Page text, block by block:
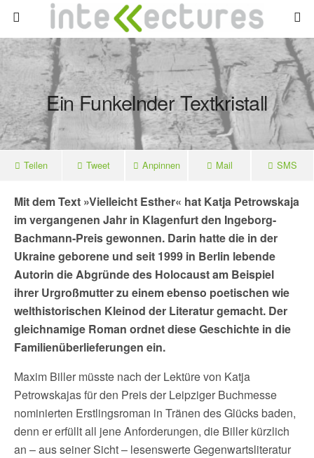
Ein Funkelnder Textkristall
Teilen Tweet Anpinnen Mail SMS
Mit dem Text »Vielleicht Esther« hat Katja Petrowskaja
im vergangenen Jahr in Klagenfurtden Ingeborg-
Bachmann-Preis gewonnen. Darin hatte die in der
Ukraine geborene und seit 1999 in Berlin lebende
Autorin die Abgründe des Holocaust am Beispiel
ihrer Urgroßmutter zu einem ebenso poetischen wie
welthistorischen Kleinod der Literatur gemacht. Der
gleichnamige Roman ordnet diese Geschichte in die
Familienüberlieferungen ein.
Maxim Biller müsste nach der Lektüre von Katja
Petrowskajas für den Preis der Leipziger Buchmesse
nominierten Erstlingsroman in Tränen des Glücks baden,
denn er erfüllt all jene Anforderungen, die Biller kürzlich
an – aus seiner Sicht – lesenswerte Gegenwartsliteratur